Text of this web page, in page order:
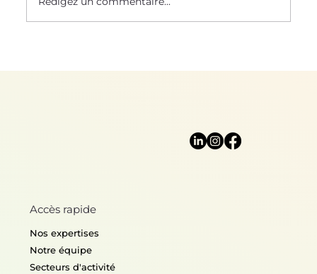
Accès rapide
Nos expertises
Notre équipe
Secteurs d'activité